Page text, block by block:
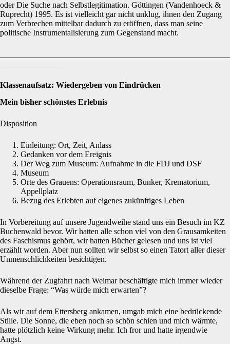
oder Die Suche nach Selbstlegitimation. Göttingen (Vandenhoeck &
Ruprecht) 1995. Es ist vielleicht gar nicht unklug, ihnen den Zugang
zum Verbrechen mittelbar dadurch zu eröffnen, dass man seine
politische Instrumentalisierung zum Gegenstand macht.
Klassenaufsatz: Wiedergeben von Eindrücken
Mein bisher schönstes Erlebnis
Disposition
Einleitung: Ort, Zeit, Anlass
Gedanken vor dem Ereignis
Der Weg zum Museum: Aufnahme in die FDJ und DSF
Museum
Orte des Grauens: Operationsraum, Bunker, Krematorium,
Appellplatz
Bezug des Erlebten auf eigenes zukünftiges Leben
In Vorbereitung auf unsere Jugendweihe stand uns ein Besuch im KZ
Buchenwald bevor. Wir hatten alle schon viel von den Grausamkeiten
des Faschismus gehört, wir hatten Bücher gelesen und uns ist viel
erzählt worden. Aber nun sollten wir selbst so einen Tatort aller dieser
Unmenschlichkeiten besichtigen.
Während der Zugfahrt nach Weimar beschäftigte mich immer wieder
dieselbe Frage: “Was würde mich erwarten”?
Als wir auf dem Ettersberg ankamen, umgab mich eine bedrückende
Stille. Die Sonne, die eben noch so schön schien und mich wärmte,
hatte plötzlich keine Wirkung mehr. Ich fror und hatte irgendwie
Angst.